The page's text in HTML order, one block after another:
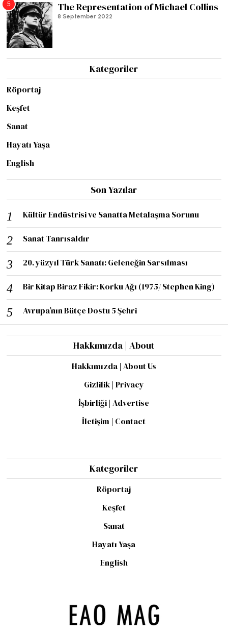
5 The Representation of Michael Collins
8 September 2022
Kategoriler
Röportaj
Keşfet
Sanat
Hayatı Yaşa
English
Son Yazılar
Kültür Endüstrisi ve Sanatta Metalaşma Sorunu
Sanat Tanrısaldır
20. yüzyıl Türk Sanatı: Geleneğin Sarsılması
Bir Kitap Biraz Fikir: Korku Ağı (1975/ Stephen King)
Avrupa’nın Bütçe Dostu 5 Şehri
Hakkımızda | About
Hakkımızda | About Us
Gizlilik | Privacy
İşbirliği | Advertise
İletişim | Contact
Kategoriler
Röportaj
Keşfet
Sanat
Hayatı Yaşa
English